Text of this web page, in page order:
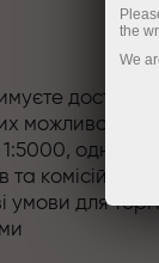
доступ до
можливостей:
одні з
комісій на
для
the
We